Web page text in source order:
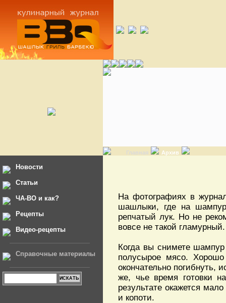
Главная Архив
Новости
Статьи
ЧА-ВО и как?
Рецепты
Видео-рецепты
Справочные материалы
На фотографиях в
шашлыки, где на
репчатый лук. Но не
вовсе не такой гламурный.
Когда вы снимете
полусырое мясо.
окончательно погибнуть,
же, чье время готовки
результате окажется
и копоти.